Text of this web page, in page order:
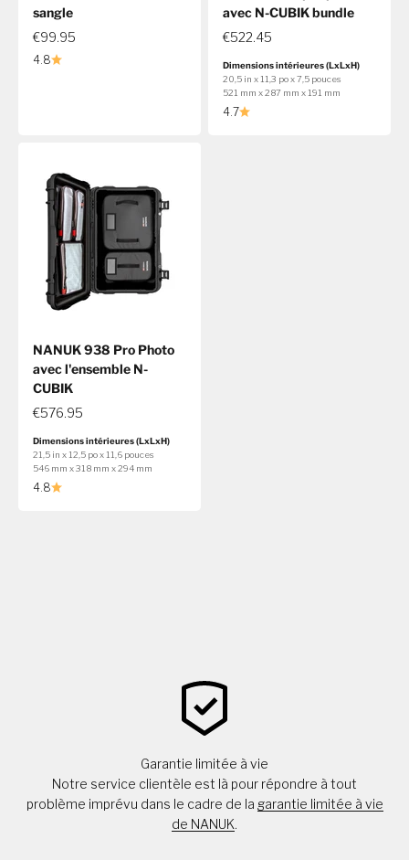
sangle
€99.95
4.8
avec N-CUBIK bundle
€522.45
Dimensions intérieures (LxLxH)
20,5 in x 11,3 po x 7,5 pouces
521 mm x 287 mm x 191 mm
4.7
NANUK 938 Pro Photo
avec l'ensemble N-
CUBIK
€576.95
Dimensions intérieures (LxLxH)
21,5 in x 12,5 po x 11,6 pouces
546 mm x 318 mm x 294 mm
4.8
Garantie limitée à vie
Notre service clientèle est là pour répondre à tout
problème imprévu dans le cadre de la garantie limitée à vie
de NANUK.